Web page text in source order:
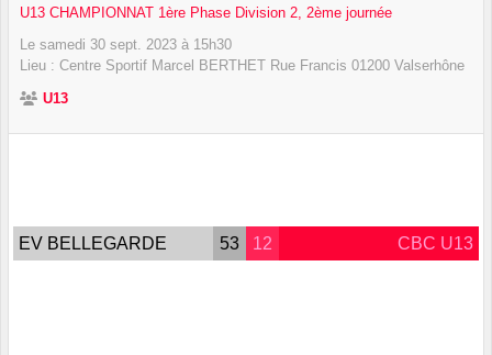
U13 CHAMPIONNAT 1ère Phase Division 2, 2ème journée
Le samedi 30 sept. 2023 à 15h30
Lieu : Centre Sportif Marcel BERTHET Rue Francis 01200 Valserhône
U13
EV BELLEGARDE 53 12 CBC U13